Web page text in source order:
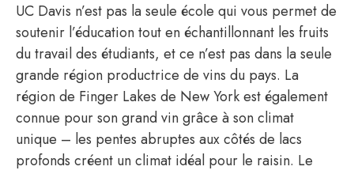
UC Davis n’est pas la seule école qui vous permet de
soutenir l’éducation tout en échantillonnant les fruits
du travail des étudiants, et ce n’est pas dans la seule
grande région productrice de vins du pays. La
région de Finger Lakes de New York est également
connue pour son grand vin grâce à son climat
unique – les pentes abruptes aux côtés de lacs
profonds créent un climat idéal pour le raisin. Le